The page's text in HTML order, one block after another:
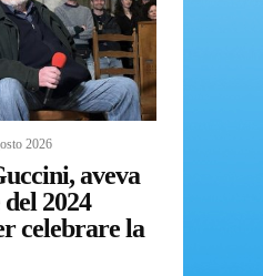
2026
aveva
2024
celebrare la